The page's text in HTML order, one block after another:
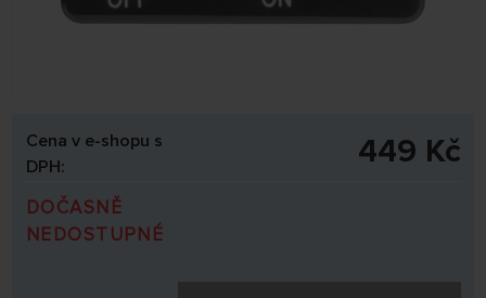
Cena v e-shopu s
DPH:
449 Kč
DOČASNĚ
NEDOSTUPNÉ